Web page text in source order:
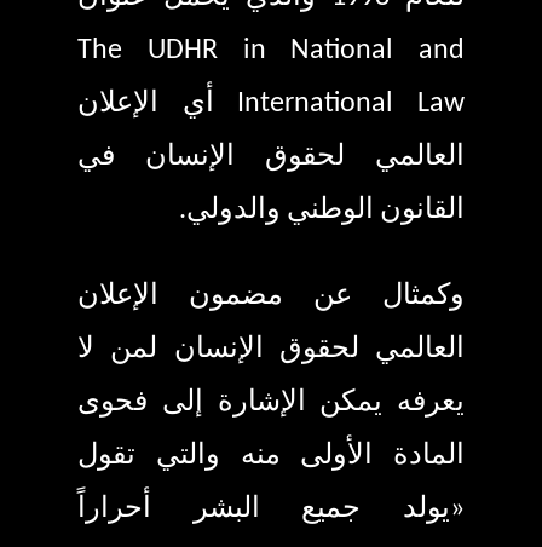
The UDHR in National and
International Law أي الإعلان
العالمي لحقوق الإنسان في
القانون الوطني والدولي.
وكمثال عن مضمون الإعلان
العالمي لحقوق الإنسان لمن لا
يعرفه يمكن الإشارة إلى فحوى
المادة الأولى منه والتي تقول
«يولد جميع البشر أحراراً